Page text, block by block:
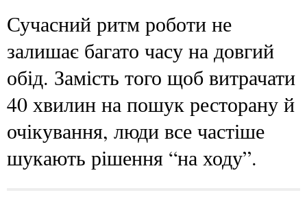
Сучасний ритм роботи не
залишає багато часу на довгий
обід. Замість того щоб витрачати
40 хвилин на пошук ресторану й
очікування, люди все частіше
шукають рішення “на ходу”.